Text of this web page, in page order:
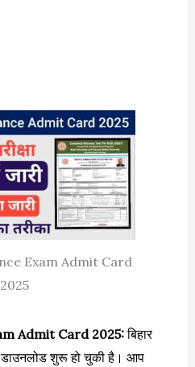
Exam Admit Card
2025
Admit Card 2025:बिहार
डाउनलोड शुरू हो चुकी है। आप